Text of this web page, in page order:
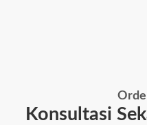
Konsultasi